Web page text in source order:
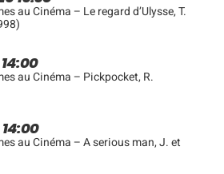
au Cinéma – Le regard d’Ulysse, T.
au Cinéma – Pickpocket, R.
au Cinéma – A serious man, J. et